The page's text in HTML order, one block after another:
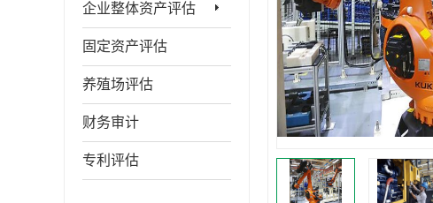
企业整体资产评估
固定资产评估
养殖场评估
财务审计
专利评估